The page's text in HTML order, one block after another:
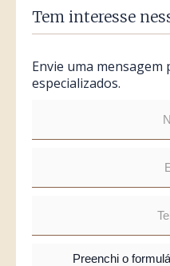
Tem interesse
Envie uma
especializados.